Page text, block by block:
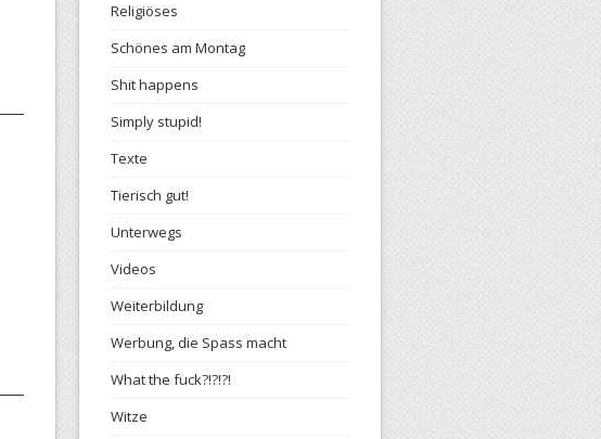
Religiöses
Schönes am Montag
Shit happens
Simply stupid!
Texte
Tierisch gut!
Unterwegs
Videos
Weiterbildung
Werbung, die Spass macht
What the fuck?!?!?!
Witze